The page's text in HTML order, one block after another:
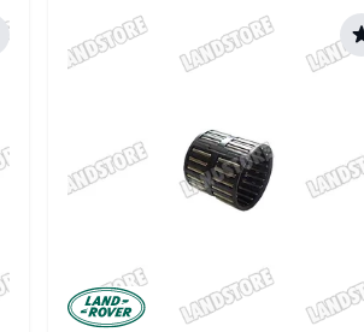
Manufactured by Land rover